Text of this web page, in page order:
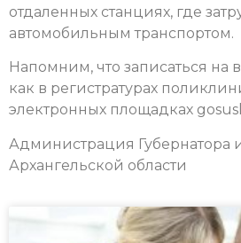
отдаленных станциях, где
автомобильным транспортом.
Напомним, что записаться
как в регистратурах
электронных площадках
Администрация Губернатора
Архангельской области